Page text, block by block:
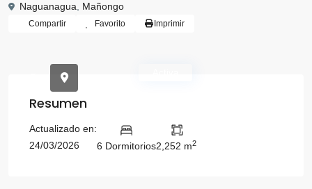
Naguanagua Mañongo
Compartir Favorito Imprimir
Resumen
Actualizado en:
24/03/2026
6 Dormitorios2,252 m2